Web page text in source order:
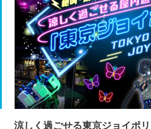
涼しく過ごせる東京ジョイポ